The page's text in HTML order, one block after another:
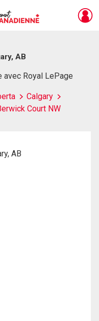
AB
avec Royal LePage
Calgary
Court NW